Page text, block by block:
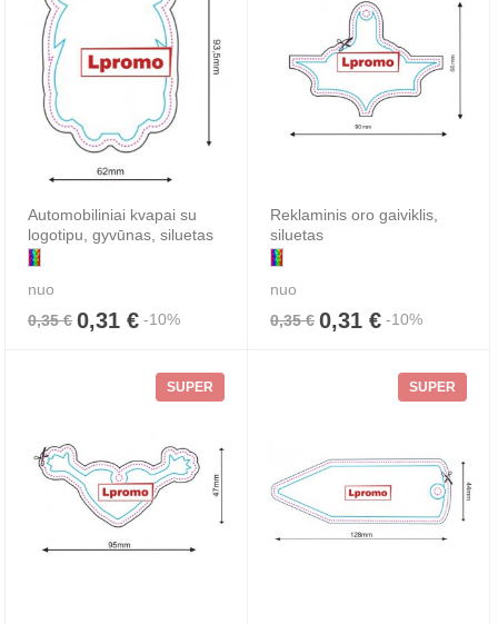
Automobiliniai kvapai su
logotipu, gyvūnas, siluetas
nuo
0,35 € 0,31 € -10%
Reklaminis oro gaiviklis,
siluetas
nuo
0,35 € 0,31 € -10%
SUPER SUPER